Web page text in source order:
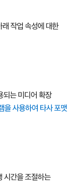
작업 속성에 대한
되는 미디어 확장
을 사용하여 타사 포맷
시간을 조절하는